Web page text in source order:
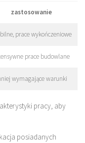
zastosowanie
prace wykończeniowe
prace budowlane
wymagające warunki
pracy, aby
posiadanych